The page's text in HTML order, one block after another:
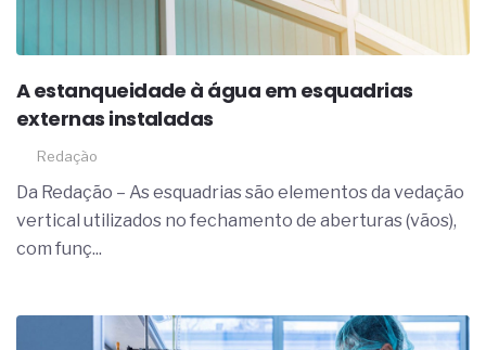
A estanqueidade à água em esquadrias
externas instaladas
Redação
Da Redação – As esquadrias são elementos da vedação
vertical utilizados no fechamento de aberturas (vãos),
com funç...